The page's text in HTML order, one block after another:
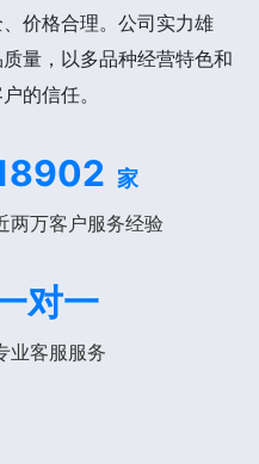
价格合理。公司实力雄
量，以多品种经营特色和
的信任。
家
两万客户服务经验
对一
业客服服务